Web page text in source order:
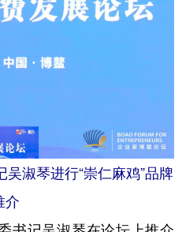
淑琴进行“崇仁麻鸡”品牌
介